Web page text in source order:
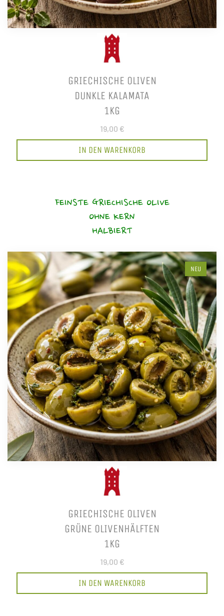
GRIECHISCHE OLIVEN
DUNKLE KALAMATA
1KG
19,00 €
IN DEN WARENKORB
FEINSTE GRIECHISCHE OLIVE
OHNE KERN
HALBIERT
NEU
GRIECHISCHE OLIVEN
GRÜNE OLIVENHÄLFTEN
1KG
19,00 €
IN DEN WARENKORB